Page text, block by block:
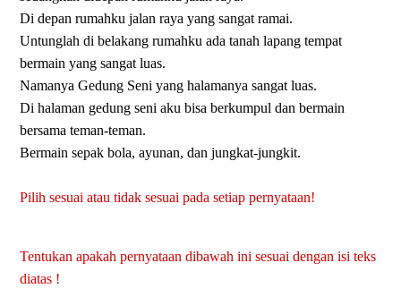
Di depan rumahku jalan raya yang sangat ramai.
Untunglah di belakang rumahku ada tanah lapang tempat
bermain yang sangat luas.
Namanya Gedung Seni yang halamanya sangat luas.
Di halaman gedung seni aku bisa berkumpul dan bermain
bersama teman-teman.
Bermain sepak bola, ayunan, dan jungkat-jungkit.
Pilih sesuai atau tidak sesuai pada setiap pernyataan!
Tentukan apakah pernyataan dibawah ini sesuai dengan isi teks
diatas !